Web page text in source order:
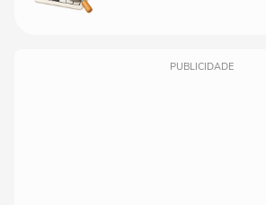
PUBLICIDADE